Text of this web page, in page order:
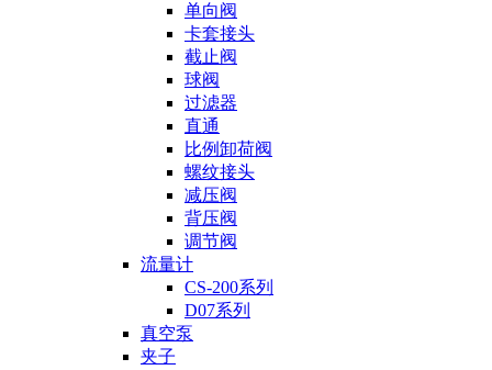
单向阀
卡套接头
截止阀
球阀
过滤器
直通
比例卸荷阀
螺纹接头
减压阀
背压阀
调节阀
流量计
CS-200系列
D07系列
真空泵
夹子